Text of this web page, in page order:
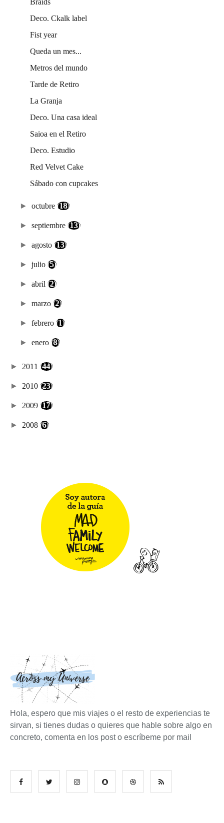
Deco. Ckalk label
Fist year
Queda un mes...
Metros del mundo
Tarde de Retiro
La Granja
Deco. Una casa ideal
Saioa en el Retiro
Deco. Estudio
Red Velvet Cake
Sábado con cupcakes
►octubre (18)
►septiembre (13)
►agosto (13)
►julio(5)
►abril(2)
►marzo(2)
►febrero(1)
►enero(8)
► 2011 (44)
► 2010 (23)
► 2009 (17)
► 2008 (6)
Hola, espero que mis viajes o el resto de experiencias te
sirvan, si tienes dudas o quieres que hable sobre algo en
concreto, comenta en los post o escríbeme por mail